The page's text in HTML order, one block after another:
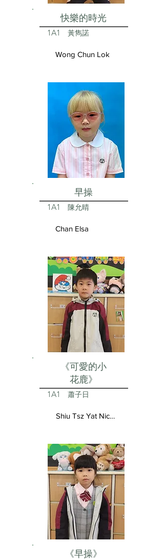
快樂的時光
1A1 黃雋諾
Wong Chun Lok
早操
1A1 陳允晴
Chan Elsa
《可愛的小
花鹿》
1A1 蕭子日
Shiu Tsz Yat Nicolas
《早操》